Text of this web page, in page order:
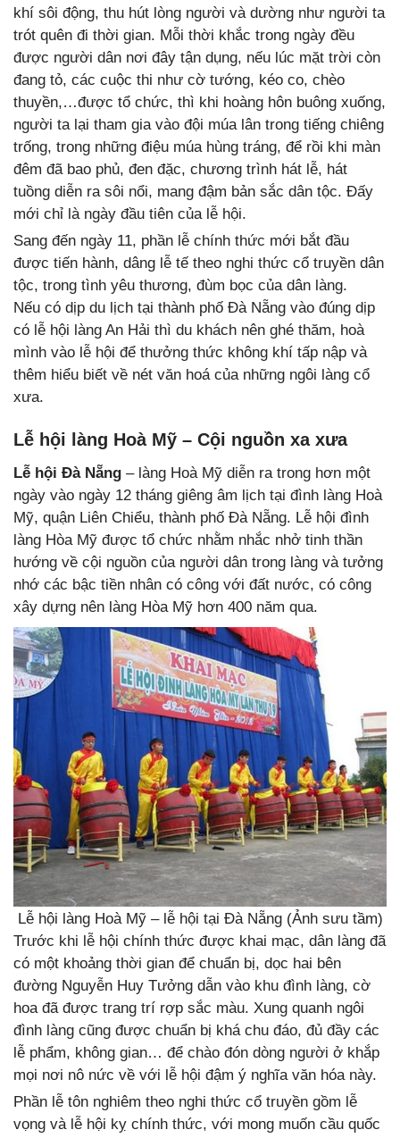
khí sôi động, thu hút lòng người và dường như người ta
trót quên đi thời gian. Mỗi thời khắc trong ngày đều
được người dân nơi đây tận dụng, nếu lúc mặt trời còn
đang tỏ, các cuộc thi như cờ tướng, kéo co, chèo
thuyền,…được tổ chức, thì khi hoàng hôn buông xuống,
người ta lại tham gia vào đội múa lân trong tiếng chiêng
trống, trong những điệu múa hùng tráng, để rồi khi màn
đêm đã bao phủ, đen đặc, chương trình hát lễ, hát
tuồng diễn ra sôi nổi, mang đậm bản sắc dân tộc. Đấy
mới chỉ là ngày đầu tiên của lễ hội.
Sang đến ngày 11, phần lễ chính thức mới bắt đầu
được tiến hành, dâng lễ tế theo nghi thức cổ truyền dân
tộc, trong tình yêu thương, đùm bọc của dân làng.
Nếu có dịp du lịch tại thành phố Đà Nẵng vào đúng dịp
có lễ hội làng An Hải thì du khách nên ghé thăm, hoà
mình vào lễ hội để thưởng thức không khí tấp nập và
thêm hiểu biết về nét văn hoá của những ngôi làng cổ
xưa.
Lễ hội làng Hoà Mỹ – Cội nguồn xa xưa
Lễ hội Đà Nẵng – làng Hoà Mỹ diễn ra trong hơn một
ngày vào ngày 12 tháng giêng âm lịch tại đình làng Hoà
Mỹ, quận Liên Chiểu, thành phố Đà Nẵng. Lễ hội đình
làng Hòa Mỹ được tổ chức nhằm nhắc nhở tinh thần
hướng về cội nguồn của người dân trong làng và tưởng
nhớ các bậc tiền nhân có công với đất nước, có công
xây dựng nên làng Hòa Mỹ hơn 400 năm qua.
Lễ hội làng Hoà Mỹ – lễ hội tại Đà Nẵng (Ảnh sưu tầm)
Trước khi lễ hội chính thức được khai mạc, dân làng đã
có một khoảng thời gian để chuẩn bị, dọc hai bên
đường Nguyễn Huy Tưởng dẫn vào khu đình làng, cờ
hoa đã được trang trí rợp sắc màu. Xung quanh ngôi
đình làng cũng được chuẩn bị khá chu đáo, đủ đầy các
lễ phẩm, không gian… để chào đón dòng người ở khắp
mọi nơi nô nức về với lễ hội đậm ý nghĩa văn hóa này.
Phần lễ tôn nghiêm theo nghi thức cổ truyền gồm lễ
vọng và lễ hội kỵ chính thức, với mong muốn cầu quốc